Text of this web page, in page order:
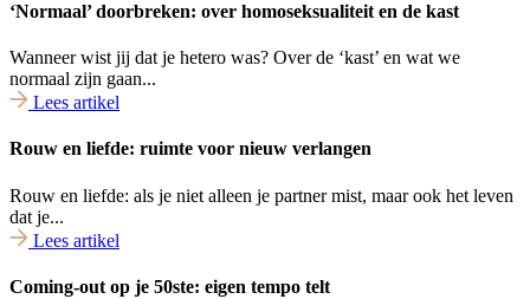
‘Normaal’ doorbreken: over homoseksualiteit en de kast
Wanneer wist jij dat je hetero was? Over de ‘kast’ en wat we
normaal zijn gaan...
Lees artikel
Rouw en liefde: ruimte voor nieuw verlangen
Rouw en liefde: als je niet alleen je partner mist, maar ook het leven
dat je...
Lees artikel
Coming-out op je 50ste: eigen tempo telt